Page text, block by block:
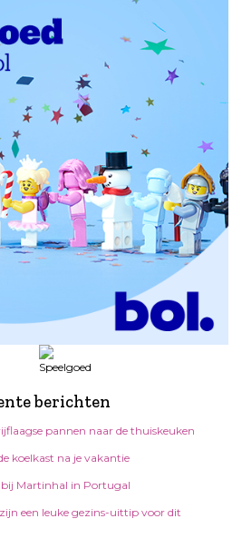
berichten
pannen naar de thuiskeuken
koelkast na je vakantie
Martinhal in Portugal
een leuke gezins-uittip voor dit